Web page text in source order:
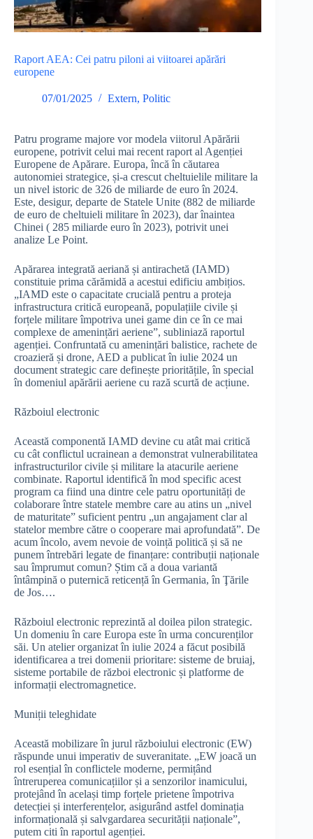
Raport AEA: Cei patru piloni ai viitoarei apărări
europene
07/01/2025 Extern, Politic
Patru programe majore vor modela viitorul Apărării
europene, potrivit celui mai recent raport al Agenției
Europene de Apărare. Europa, încă în căutarea
autonomiei strategice, și-a crescut cheltuielile militare la
un nivel istoric de 326 de miliarde de euro în 2024.
Este, desigur, departe de Statele Unite (882 de miliarde
de euro de cheltuieli militare în 2023), dar înaintea
Chinei ( 285 miliarde euro în 2023), potrivit unei
analize Le Point.
Apărarea integrată aeriană și antirachetă (IAMD)
constituie prima cărămidă a acestui edificiu ambițios.
„IAMD este o capacitate crucială pentru a proteja
infrastructura critică europeană, populațiile civile și
forțele militare împotriva unei game din ce în ce mai
complexe de amenințări aeriene”, subliniază raportul
agenției. Confruntată cu amenințări balistice, rachete de
croazieră și drone, AED a publicat în iulie 2024 un
document strategic care definește prioritățile, în special
în domeniul apărării aeriene cu rază scurtă de acțiune.
Războiul electronic
Această componentă IAMD devine cu atât mai critică
cu cât conflictul ucrainean a demonstrat vulnerabilitatea
infrastructurilor civile și militare la atacurile aeriene
combinate. Raportul identifică în mod specific acest
program ca fiind una dintre cele patru oportunități de
colaborare între statele membre care au atins un „nivel
de maturitate” suficient pentru „un angajament clar al
statelor membre către o cooperare mai aprofundată”. De
acum încolo, avem nevoie de voință politică și să ne
punem întrebări legate de finanțare: contribuții naționale
sau împrumut comun? Știm că a doua variantă
întâmpină o puternică reticență în Germania, în Ţările
de Jos….
Războiul electronic reprezintă al doilea pilon strategic.
Un domeniu în care Europa este în urma concurenților
săi. Un atelier organizat în iulie 2024 a făcut posibilă
identificarea a trei domenii prioritare: sisteme de bruiaj,
sisteme portabile de război electronic și platforme de
informații electromagnetice.
Muniții teleghidate
Această mobilizare în jurul războiului electronic (EW)
răspunde unui imperativ de suveranitate. „EW joacă un
rol esențial în conflictele moderne, permițând
întreruperea comunicațiilor și a senzorilor inamicului,
protejând în același timp forțele prietene împotriva
detecției și interferențelor, asigurând astfel dominația
informațională și salvgardarea securității naționale”,
putem citi în raportul agenției.